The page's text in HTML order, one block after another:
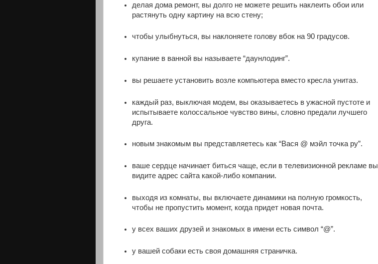
делая дома ремонт, вы долго не можете решить наклеить обои или
растянуть одну картину на всю стену;
чтобы улыбнуться, вы наклоняете голову вбок на 90 градусов.
купание в ванной вы называете “даунлодинг”.
вы решаете установить возле компьютера вместо кресла унитаз.
каждый раз, выключая модем, вы оказываетесь в ужасной пустоте и
испытываете колоссальное чувство вины, словно предали лучшего
друга.
новым знакомым вы представляетесь как “Вася @ мэйл точка ру”.
ваше сердце начинает биться чаще, если в телевизионной рекламе вы
видите адрес сайта какой-либо компании.
выходя из комнаты, вы включаете динамики на полную громкость,
чтобы не пропустить момент, когда придет новая почта.
у всех ваших друзей и знакомых в имени есть символ “@”.
у вашей собаки есть своя домашняя страничка.